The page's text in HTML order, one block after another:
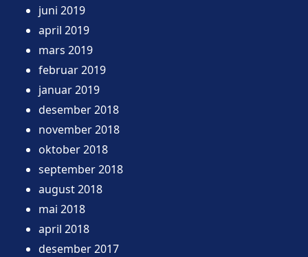
juni 2019
april 2019
mars 2019
februar 2019
januar 2019
desember 2018
november 2018
oktober 2018
september 2018
august 2018
mai 2018
april 2018
desember 2017